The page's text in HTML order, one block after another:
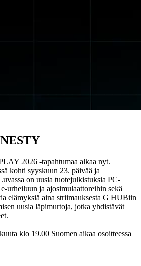
2026 -tapahtumaa alkaa nyt.
kohti syyskuun 23. päivää ja
on uusia tuotejulkistuksia PC-
urheiluun ja ajosimulaattoreihin sekä
elämyksiä aina striimauksesta G HUBiin
uusia läpimurtoja, jotka yhdistävät
klo 19.00 Suomen aikaa osoitteessa